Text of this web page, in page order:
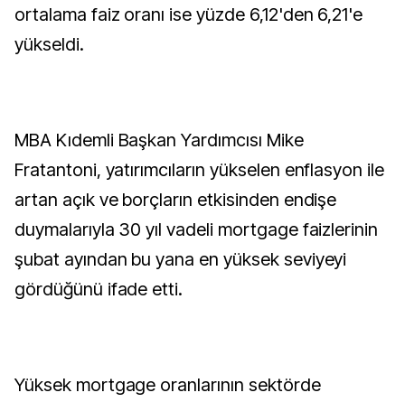
ortalama faiz oranı ise yüzde 6,12'den 6,21'e
yükseldi.
MBA Kıdemli Başkan Yardımcısı Mike
Fratantoni, yatırımcıların yükselen enflasyon ile
artan açık ve borçların etkisinden endişe
duymalarıyla 30 yıl vadeli mortgage faizlerinin
şubat ayından bu yana en yüksek seviyeyi
gördüğünü ifade etti.
Yüksek mortgage oranlarının sektörde